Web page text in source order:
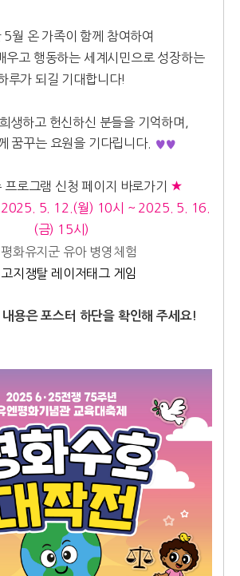
5월 온 가족이 함께 참여하여
우고 행동하는 세계시민으로 성장하는
루가 되길 기대합니다!
생하고 헌신하신 분들을 기억하며,
꿈꾸는 요원을 기다립니다.
♥♥
프로그램 신청 페이지 바로가기 ★
2025. 5. 12.(월) 10시 ~ 2025. 5. 16.
(금) 15시)
화유지군 유아 병영체험
지쟁탈 레이저태그 게임
용은 포스터 하단을 확인해 주세요!